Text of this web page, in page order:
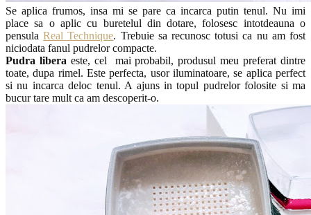
Se aplica frumos, insa mi se pare ca incarca putin tenul. Nu imi
place sa o aplic cu buretelul din dotare, folosesc intotdeauna o
pensulaReal Technique. Trebuie sa recunosc totusi ca nu am fost
niciodata fanul pudrelor compacte.
Pudra libera este, cel mai probabil, produsul meu preferat dintre
toate, dupa rimel. Este perfecta, usor iluminatoare, se aplica perfect
si nu incarca deloc tenul. A ajuns in topul pudrelor folosite si ma
bucur tare mult ca am descoperit-o.